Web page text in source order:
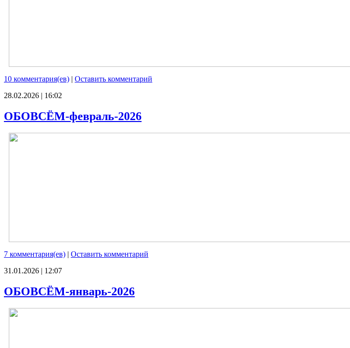
10 комментария(ев) | Оставить комментарий
28.02.2026 | 16:02
ОБОВСЁМ-февраль-2026
7 комментария(ев) | Оставить комментарий
31.01.2026 | 12:07
ОБОВСЁМ-январь-2026